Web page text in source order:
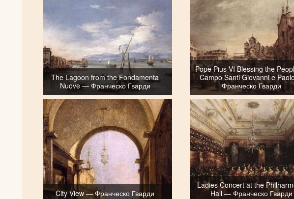
The Lagoon from the Fondamenta
Nuove — Франческо Гварди
Pope Pius VI Blessing the
Campo Santi Giovanni e
Франческо Гварди
City View — Франческо Гварди
Ladies Concert at the
Hall — Франческо Гварди